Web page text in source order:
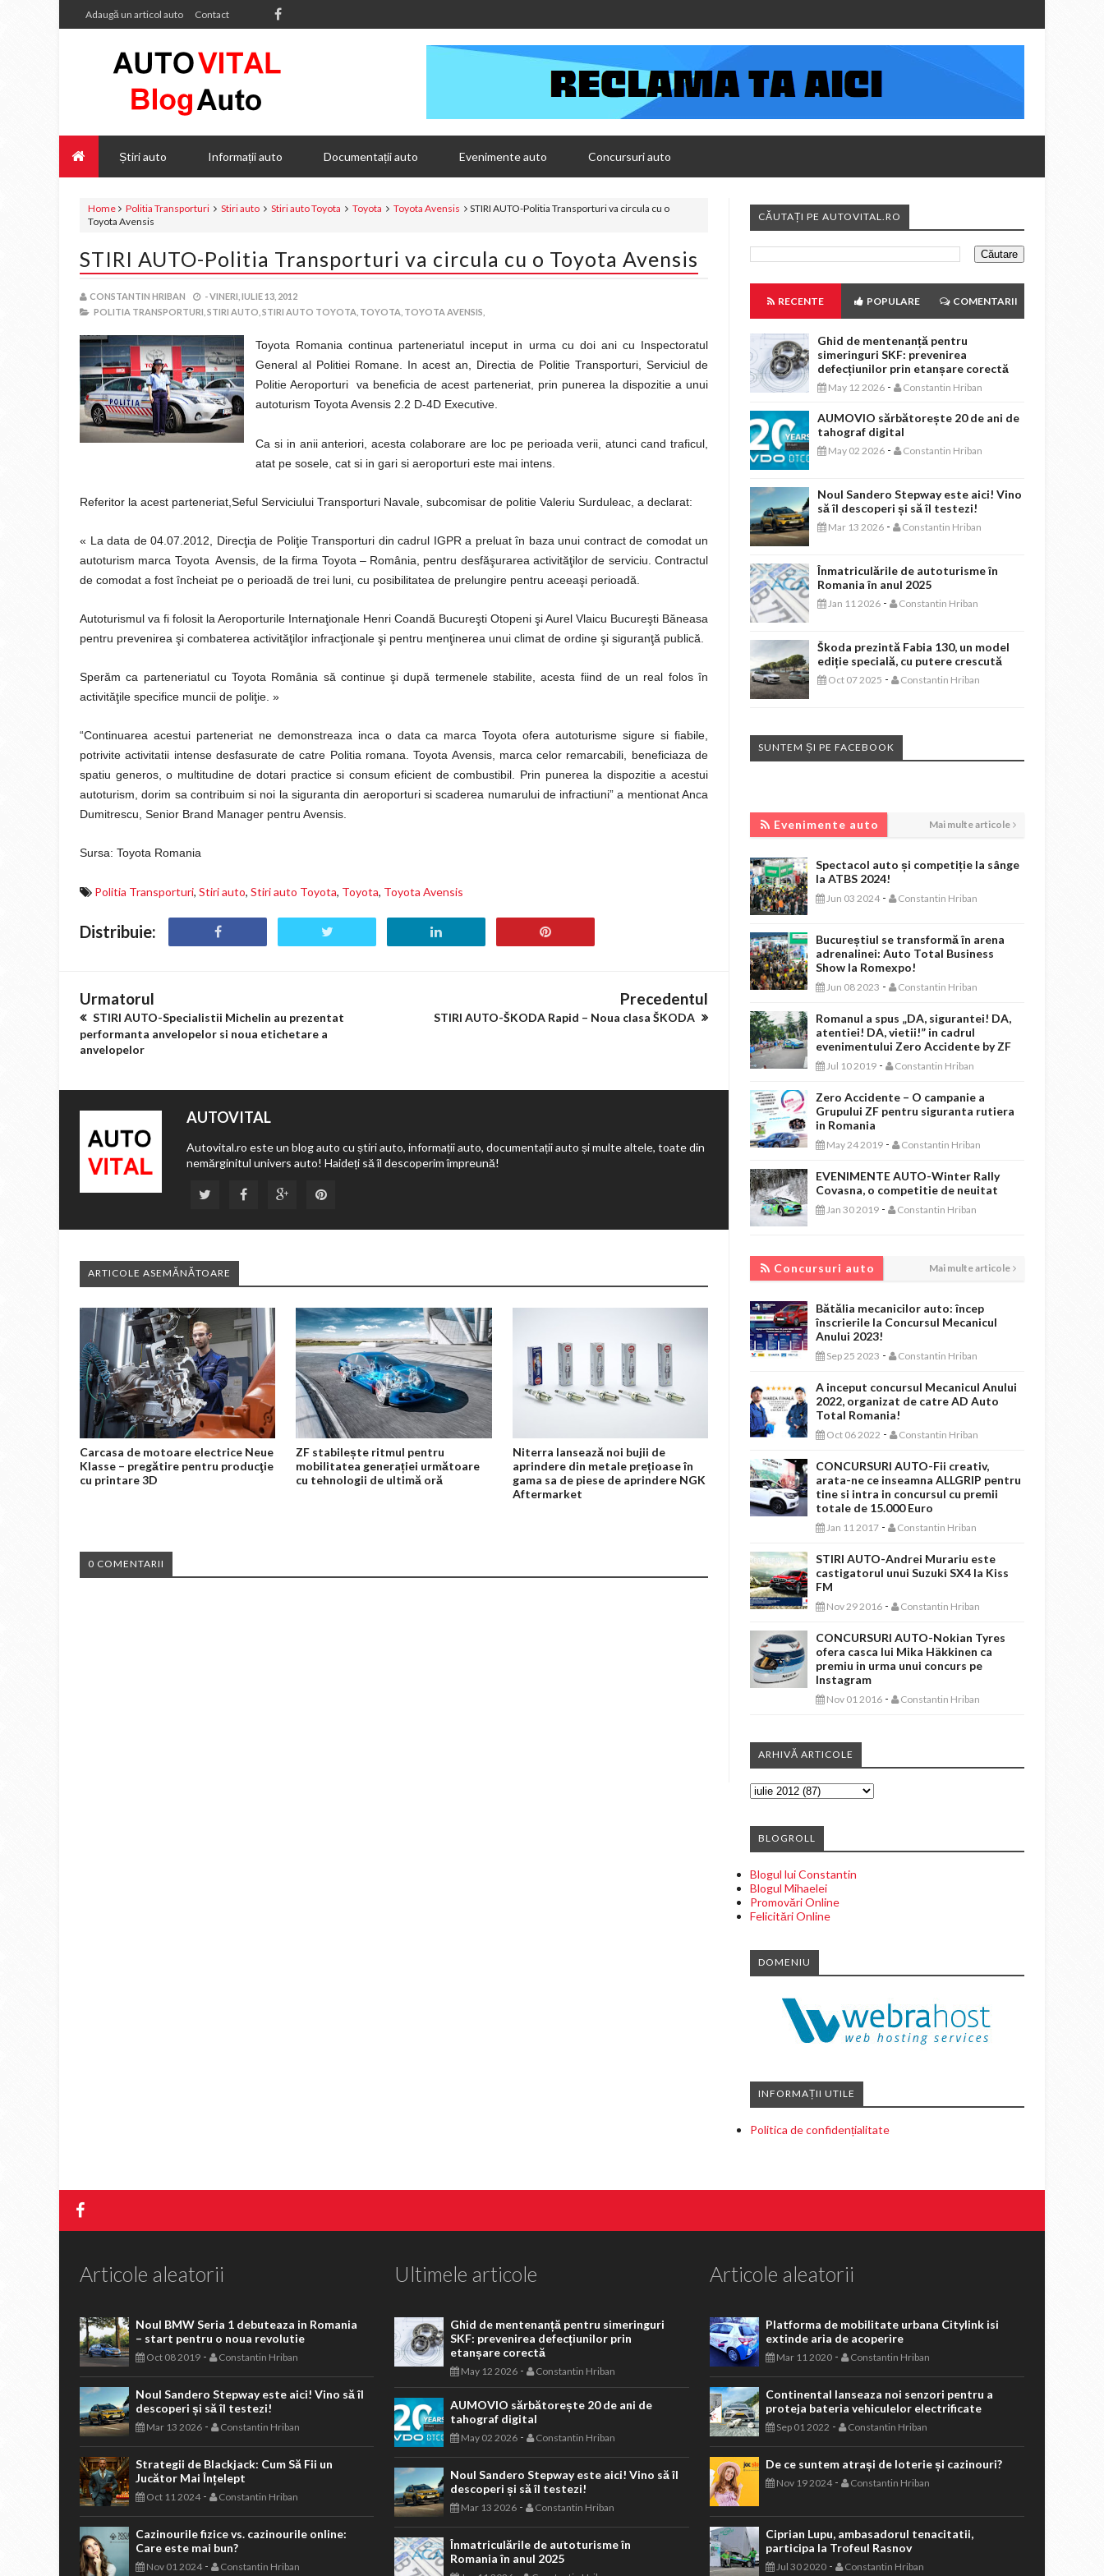
Adaugă un articol auto Contact
Știri auto Informații auto Documentații auto Evenimente auto Concursuri auto
Home Politia Transporturi Stiri auto Stiri auto Toyota Toyota Toyota Avensis
STIRI AUTO-Politia Transporturi va circula cu o
Toyota Avensis
STIRI AUTO-Politia Transporturi va circula cu o Toyota Avensis
CONSTANTIN HRIBAN -VINERI, IULIE 13, 2012
POLITIA TRANSPORTURI, STIRI AUTO, STIRI AUTO TOYOTA, TOYOTA, TOYOTA AVENSIS,
Toyota Romania continua parteneriatul inceput in urma cu doi ani cu Inspectoratul
General al Politiei Romane. In acest an, Directia de Politie Transporturi, Serviciul de
Politie Aeroporturi va beneficia de acest parteneriat, prin punerea la dispozitie a unui
autoturism Toyota Avensis 2.2 D-4D Executive.
Ca si in anii anteriori, acesta colaborare are loc pe perioada verii, atunci cand traficul,
atat pe sosele, cat si in gari si aeroporturi este mai intens.
Referitor la acest parteneriat,Seful Serviciului Transporturi Navale, subcomisar de politie Valeriu Surduleac, a declarat:
« La data de 04.07.2012, Direcţia de Poliţie Transporturi din cadrul IGPR a preluat în baza unui contract de comodat un
autoturism marca Toyota Avensis, de la firma Toyota – România, pentru desfăşurarea activităţilor de serviciu. Contractul
de comodat a fost încheiat pe o perioadă de trei luni, cu posibilitatea de prelungire pentru aceeaşi perioadă.
Autoturismul va fi folosit la Aeroporturile Internaţionale Henri Coandă Bucureşti Otopeni şi Aurel Vlaicu Bucureşti Băneasa
pentru prevenirea şi combaterea activităţilor infracţionale şi pentru menţinerea unui climat de ordine şi siguranţă publică.
Sperăm ca parteneriatul cu Toyota România să continue şi după termenele stabilite, acesta fiind de un real folos în
activităţile specifice muncii de poliţie. »
“Continuarea acestui parteneriat ne demonstreaza inca o data ca marca Toyota ofera autoturisme sigure si fiabile,
potrivite activitatii intense desfasurate de catre Politia romana.Toyota Avensis, marca celor remarcabili, beneficiaza de
spatiu generos, o multitudine de dotari practice si consum eficient de combustibil. Prin punerea la dispozitie a acestui
autoturism, dorim sa contribuim si noi la siguranta din aeroporturi si scaderea numarului de infractiuni” a mentionat Anca
Dumitrescu, Senior Brand Manager pentru Avensis.
Sursa: Toyota Romania
Politia Transporturi, Stiri auto, Stiri auto Toyota, Toyota, Toyota Avensis
Distribuie:
Urmatorul
STIRI AUTO-Specialistii Michelin au prezentat
performanta anvelopelor si noua etichetare a
anvelopelor
Precedentul
STIRI AUTO-ŠKODA Rapid – Noua clasa ŠKODA
AUTOVITAL
Autovital.ro este un blog auto cu știri auto, informații auto, documentații auto și multe altele, toate din
nemărginitul univers auto! Haideți să îl descoperim împreună!
ARTICOLE ASEMĂNĂTOARE
Carcasa de motoare electrice Neue
Klasse – pregătire pentru producţie
cu printare 3D
ZF stabilește ritmul pentru
mobilitatea generației următoare
cu tehnologii de ultimă oră
Niterra lansează noi bujii de
aprindere din metale prețioase în
gama sa de piese de aprindere NGK
Aftermarket
0 COMENTARII
CĂUTAȚI PE AUTOVITAL.RO
RECENTE POPULARE COMENTARII
Ghid de mentenanță pentru
simeringuri SKF: prevenirea
defecțiunilor prin etanșare corectă
May 12 2026 - Constantin Hriban
AUMOVIO sărbătorește 20 de ani de
tahograf digital
May 02 2026 - Constantin Hriban
Noul Sandero Stepway este aici! Vino
să îl descoperi și să îl testezi!
Mar 13 2026 - Constantin Hriban
Înmatriculările de autoturisme în
Romania în anul 2025
Jan 11 2026 - Constantin Hriban
Škoda prezintă Fabia 130, un model
ediție specială, cu putere crescută
Oct 07 2025 - Constantin Hriban
SUNTEM ȘI PE FACEBOOK
Evenimente auto Mai multe articole
Spectacol auto și competiție la sânge
la ATBS 2024!
Jun 03 2024 - Constantin Hriban
Bucureștiul se transformă în arena
adrenalinei: Auto Total Business
Show la Romexpo!
Jun 08 2023 - Constantin Hriban
Romanul a spus „DA, sigurantei! DA,
atentiei! DA, vietii!” in cadrul
evenimentului Zero Accidente by ZF
Jul 10 2019 - Constantin Hriban
Zero Accidente – O campanie a
Grupului ZF pentru siguranta rutiera
in Romania
May 24 2019 - Constantin Hriban
EVENIMENTE AUTO-Winter Rally
Covasna, o competitie de neuitat
Jan 30 2019 - Constantin Hriban
Concursuri auto Mai multe articole
Bătălia mecanicilor auto: încep
înscrierile la Concursul Mecanicul
Anului 2023!
Sep 25 2023 - Constantin Hriban
A inceput concursul Mecanicul Anului
2022, organizat de catre AD Auto
Total Romania!
Oct 06 2022 - Constantin Hriban
CONCURSURI AUTO-Fii creativ,
arata-ne ce inseamna ALLGRIP pentru
tine si intra in concursul cu premii
totale de 15.000 Euro
Jan 11 2017 - Constantin Hriban
STIRI AUTO-Andrei Murariu este
castigatorul unui Suzuki SX4 la Kiss
FM
Nov 29 2016 - Constantin Hriban
CONCURSURI AUTO-Nokian Tyres
ofera casca lui Mika Häkkinen ca
premiu in urma unui concurs pe
Instagram
Nov 01 2016 - Constantin Hriban
ARHIVĂ ARTICOLE
BLOGROLL
Blogul lui Constantin
Blogul Mihaelei
Promovări Online
Felicitări Online
DOMENIU
INFORMAȚII UTILE
Politica de confidențialitate
Articole aleatorii
Noul BMW Seria 1 debuteaza in Romania
– start pentru o noua revolutie
Oct 08 2019 - Constantin Hriban
Noul Sandero Stepway este aici! Vino să îl
descoperi și să îl testezi!
Mar 13 2026 - Constantin Hriban
Strategii de Blackjack: Cum Să Fii un
Jucător Mai Înțelept
Oct 11 2024- Constantin Hriban
Cazinourile fizice vs. cazinourile online:
Care este mai bun?
Nov 01 2024- Constantin Hriban
Ultimele articole
Ghid de mentenanță pentru simeringuri
SKF: prevenirea defecțiunilor prin
etanșare corectă
May 12 2026 - Constantin Hriban
AUMOVIO sărbătorește 20 de ani de
tahograf digital
May 02 2026 - Constantin Hriban
Noul Sandero Stepway este aici! Vino să îl
descoperi și să îl testezi!
Mar 13 2026 - Constantin Hriban
Înmatriculările de autoturisme în
Romania în anul 2025
Articole aleatorii
Platforma de mobilitate urbana Citylink isi
extinde aria de acoperire
Mar 11 2020- Constantin Hriban
Continental lanseaza noi senzori pentru a
proteja bateria vehiculelor electrificate
Sep 01 2022 - Constantin Hriban
De ce suntem atrași de loterie și cazinouri?
Nov 19 2024- Constantin Hriban
Ciprian Lupu, ambasadorul tenacitatii,
participa la Trofeul Rasnov
Jul 30 2020- Constantin Hriban